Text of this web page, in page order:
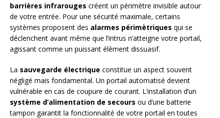
barrières infrarouges créent un périmètre invisible autour
de votre entrée. Pour une sécurité maximale, certains
systèmes proposent des alarmes périmètriques qui se
déclenchent avant même que l’intrus n’atteigne votre portail,
agissant comme un puissant élément dissuasif.
La sauvegarde électrique constitue un aspect souvent
négligé mais fondamental. Un portail automatisé devient
vulnérable en cas de coupure de courant. L’installation d’un
système d’alimentation de secours ou d’une batterie
tampon garantit la fonctionnalité de votre portail en toutes